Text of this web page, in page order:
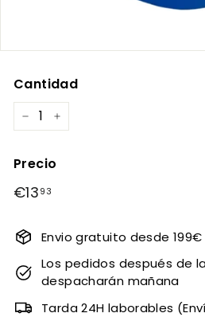
Cantidad
− +
Precio
Precio
€13 93
Envio gratuito desde
Los pedidos después de
despacharán mañana
Tarda 24H laborables